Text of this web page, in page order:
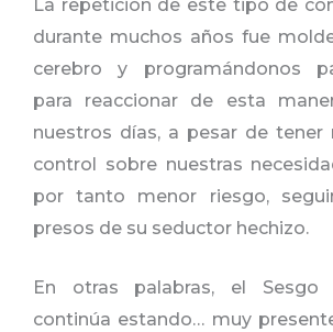
La repetición de este tipo de
durante muchos años fue
cerebro y programándonos
para reaccionar de esta
nuestros días, a pesar de tener
control sobre nuestras
por tanto menor riesgo,
presos de su seductor hechizo.
En otras palabras, el Sesgo
continúa estando… muy